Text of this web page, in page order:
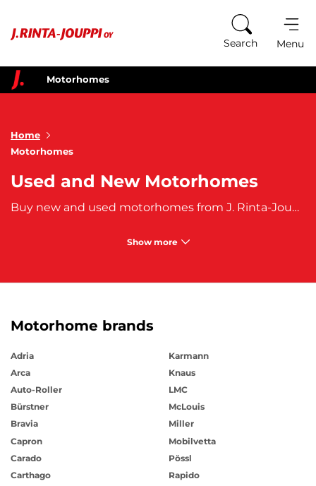
Search Menu
Motorhomes
Home
Motorhomes
Used and New Motorhomes
Buy new and used motorhomes from J. Rinta-Jouppi. Whether you are looking for a large or compact motorhome, or a winter-ready model suitable for Nordic conditions, we offer a comprehensive selection of leading motorhome brands.
Show more
Motorhome brands
Adria
Arca
Auto-Roller
Bürstner
Bravia
Capron
Carado
Carthago
Karmann
Knaus
LMC
McLouis
Miller
Mobilvetta
Pössl
Rapido